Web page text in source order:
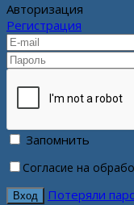
Авторизация
Регистрация
Запомнить
Согласие на
Потеряли